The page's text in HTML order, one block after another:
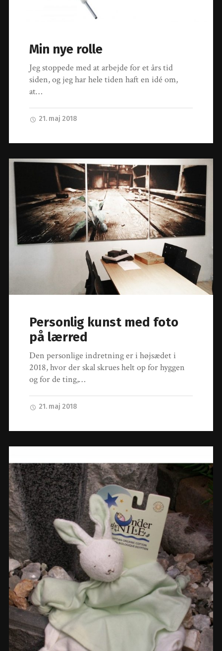
Min nye rolle
Jeg stoppede med at arbejde for et års tid
siden, og jeg har hele tiden haft en idé om,
at…
21. maj 2018
Personlig kunst med foto
på lærred
Den personlige indretning er i højsædet i
2018, hvor der skal skrues helt op for hyggen
og for de ting,…
21. maj 2018